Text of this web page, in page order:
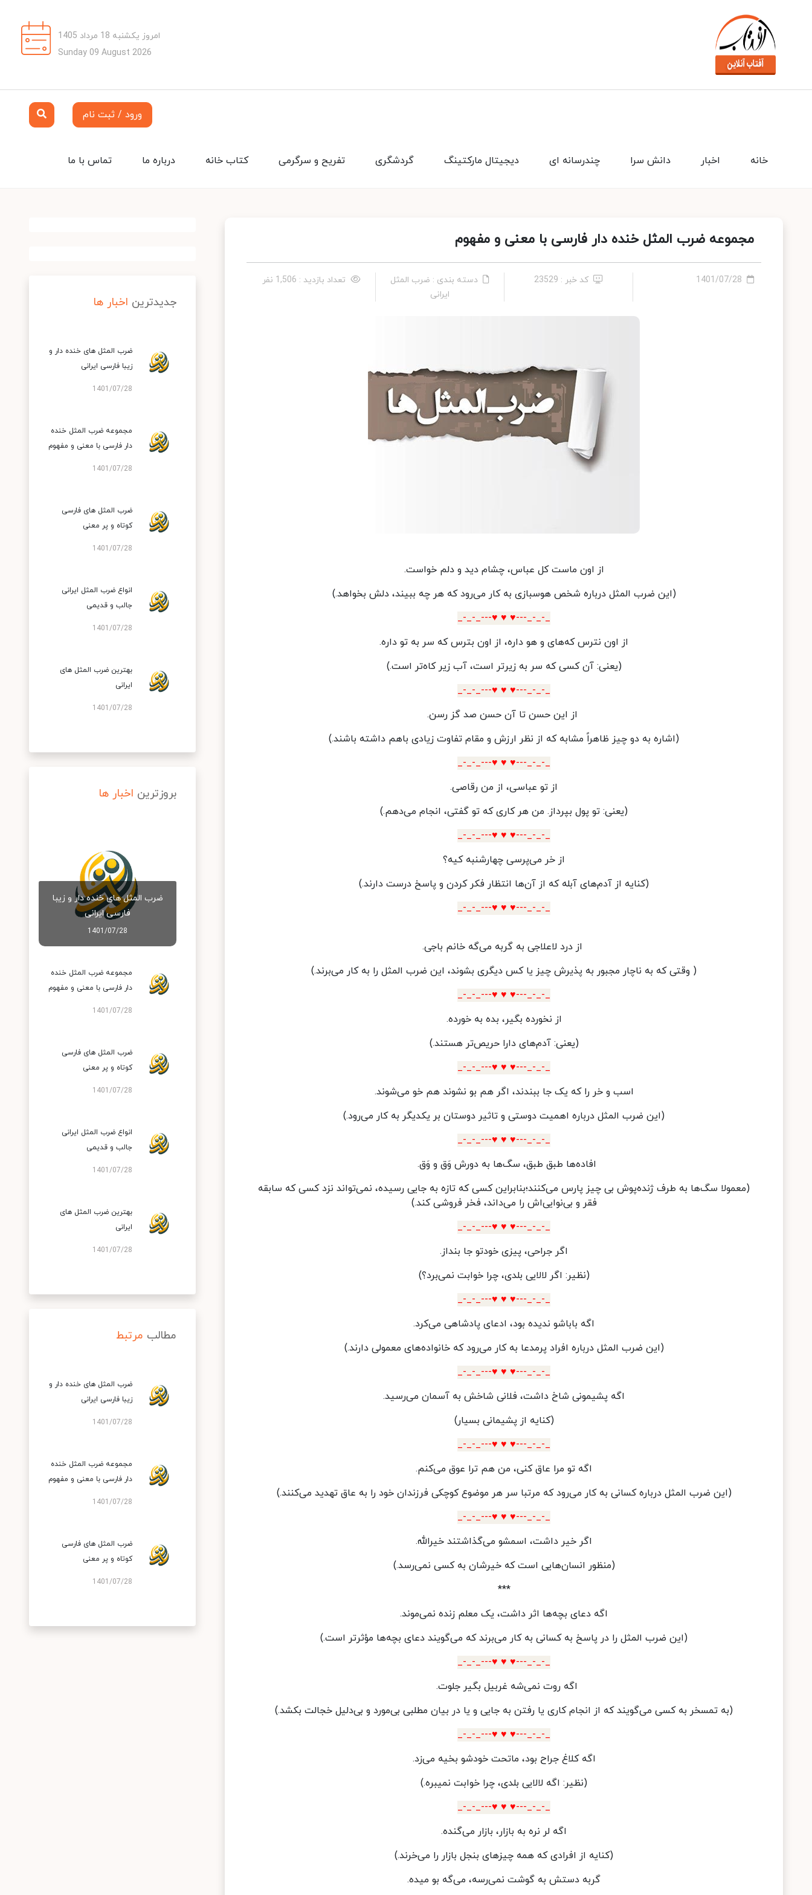
امروز یکشنبه 18 مرداد 1405
Sunday 09 August 2026
ورود / ثبت نام
تماس با ما درباره ما کتاب خانه تفریح و سرگرمی گردشگری دیجیتال مارکتینگ چندرسانه ای دانش سرا اخبار خانه
مجموعه ضرب المثل خنده دار فارسی با معنی و مفهوم
1401/07/28 کد خبر : 23529
دسته بندی : ضرب المثل
ایرانی
تعداد بازدید : 1,506 نفر
از اون ماست کل عباس، چشام دید و دلم خواست.
(این ضرب المثل درباره شخص هوسبازی به کار می‌رود که هر چه ببیند، دلش بخواهد.)
_-_-_---♥️ ♥️ ♥️---_-_-_
از اون نترس که‌های و هو داره، از اون بترس که سر به تو داره.
(یعنی: آن کسی که سر به زیرتر است، آب زیر کاه‌تر است.)
_-_-_---♥️ ♥️ ♥️---_-_-_
از این حسن تا آن حسن صد گز رسن.
(اشاره به دو چیز ظاهراً مشابه که از نظر ارزش و مقام تفاوت زیادی باهم داشته باشند.)
_-_-_---♥️ ♥️ ♥️---_-_-_
از تو عباسی، از من رقاصی.
(یعنی: تو پول بپرداز. من هر کاری که تو گفتی، انجام می‌دهم.)
_-_-_---♥️ ♥️ ♥️---_-_-_
از خر می‌پرسی چهارشنبه کیه؟
(کنایه از آدم‌های آبله که از آن‌ها انتظار فکر کردن و پاسخ درست دارند.)
_-_-_---♥️ ♥️ ♥️---_-_-_
از درد لاعلاجی به گربه می‌گه خانم باجی.
( وقتی که به ناچار مجبور به پذیرش چیز یا کس دیگری بشوند، این ضرب المثل را به کار می‌برند.)
_-_-_---♥️ ♥️ ♥️---_-_-_
از نخورده بگیر، بده به خورده.
(یعنی: آدم‌های دارا حریص‌تر هستند.)
_-_-_---♥️ ♥️ ♥️---_-_-_
اسب و خر را که یک جا ببندند، اگر هم بو نشوند هم خو می‌شوند.
(این ضرب المثل درباره اهمیت دوستی و تاثیر دوستان بر یکدیگر به کار می‌رود.)
_-_-_---♥️ ♥️ ♥️---_-_-_
افاده‌ها طبق طبق، سگ‌ها به دورش وَق و وَق.
(معمولا سگ‌ها به طرف ژنده‌پوش بی چیز پارس می‌کنند؛بنابراین کسی که تازه به جایی رسیده، نمی‌تواند نزد کسی که سابقه
فقر و بی‌نوایی‌اش را می‌داند، فخر فروشی کند.)
_-_-_---♥️ ♥️ ♥️---_-_-_
اگر جراحی، پیزی خودتو جا بنداز.
(نظیر: اگر لالایی بلدی، چرا خوابت نمی‌برد؟)
_-_-_---♥️ ♥️ ♥️---_-_-_
اگه باباشو ندیده بود، ادعای پادشاهی می‌کرد.
(این ضرب المثل درباره افراد پرمدعا به کار می‌رود که خانواده‌های معمولی دارند.)
_-_-_---♥️ ♥️ ♥️---_-_-_
اگه پشیمونی شاخ داشت، فلانی شاخش به آسمان می‌رسید.
(کنایه از پشیمانی بسیار)
_-_-_---♥️ ♥️ ♥️---_-_-_
اگه تو مرا عاق کنی، من هم ترا عوق می‌کنم.
(این ضرب المثل درباره کسانی به کار می‌رود که مرتبا سر هر موضوع کوچکی فرزندان خود را به عاق تهدید می‌کنند.)
_-_-_---♥️ ♥️ ♥️---_-_-_
اگر خیر داشت، اسمشو می‌گذاشتند خیرالله.
(منظور انسان‌هایی است که خیرشان به کسی نمی‌رسد.)
***
اگه دعای بچه‌ها اثر داشت، یک معلم زنده نمی‌موند.
(این ضرب المثل را در پاسخ به کسانی به کار می‌برند که می‌گویند دعای بچه‌ها مؤثرتر است.)
_-_-_---♥️ ♥️ ♥️---_-_-_
اگه روت نمی‌شه غربیل بگیر جلوت.
(به تمسخر به کسی می‌گویند که از انجام کاری یا رفتن به جایی و یا در بیان مطلبی بی‌مورد و بی‌دلیل خجالت بکشد.)
_-_-_---♥️ ♥️ ♥️---_-_-_
اگه كلاغ جراح بود، ماتحت خودشو بخیه می‌زد.
(نظیر: اگه لالایی بلدی، چرا خوابت نمیبره.)
_-_-_---♥️ ♥️ ♥️---_-_-_
اگه لر نره به بازار، بازار می‌گنده.
(کنایه از افرادی که همه چیز‌های بنجل بازار را می‌خرند.)
گربه دستش به گوشت نمی‌رسه، می‌گه بو میده.
جدیدترین اخبار ها
ضرب المثل های خنده دار و
زیبا فارسی ایرانی
1401/07/28
مجموعه ضرب المثل خنده
دار فارسی با معنی و مفهوم
1401/07/28
ضرب المثل های فارسی
کوتاه و پر معنی
1401/07/28
انواع ضرب المثل ایرانی
جالب و قدیمی
1401/07/28
بهترین ضرب المثل های
ایرانی
1401/07/28
بروزترین اخبار ها
ضرب المثل های خنده دار و زیبا
فارسی ایرانی
1401/07/28
مجموعه ضرب المثل خنده
دار فارسی با معنی و مفهوم
1401/07/28
ضرب المثل های فارسی
کوتاه و پر معنی
1401/07/28
انواع ضرب المثل ایرانی
جالب و قدیمی
1401/07/28
بهترین ضرب المثل های
ایرانی
1401/07/28
مطالب مرتبط
ضرب المثل های خنده دار و
زیبا فارسی ایرانی
1401/07/28
مجموعه ضرب المثل خنده
دار فارسی با معنی و مفهوم
1401/07/28
ضرب المثل های فارسی
کوتاه و پر معنی
1401/07/28